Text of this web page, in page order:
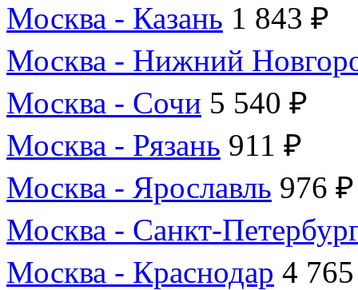
Москва - Казань 1 843 ₽
Москва - Нижний
Москва - Сочи 5 540 ₽
Москва - Рязань 911 ₽
Москва - Ярославль 976 ₽
Москва - Санкт-
Москва - Краснодар 4